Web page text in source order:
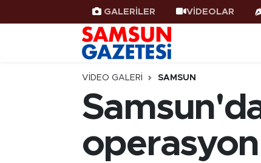
GALERİLER VİDEOLAR
VIDEO GALERI SAMSUN
Samsun Haber
Samsunspor
Samsun Rehberi
Resmi İlanlar
Samsun Nöbetçi Eczaneler
Samsun Hava Durumu
SAMSUN Namaz Vakitleri
Samsun Trafik Yoğunluk Haritası